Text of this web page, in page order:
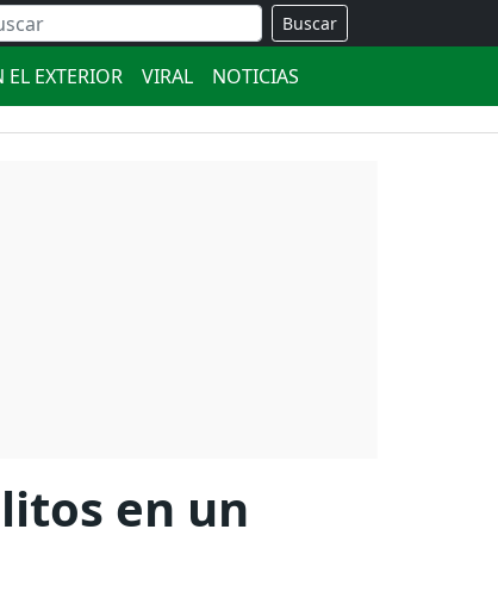
Buscar
EXTERIOR VIRAL NOTICIAS
en un